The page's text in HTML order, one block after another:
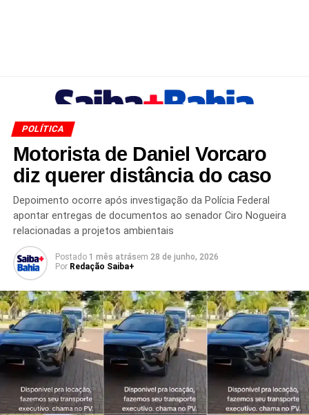
POLÍTICA
Motorista de Daniel Vorcaro
diz querer distância do caso
Depoimento ocorre após investigação da Polícia Federal
apontar entregas de documentos ao senador Ciro Nogueira
relacionadas a projetos ambientais
Postado 1 mês atrásem 28 de junho, 2026
Por Redação Saiba+